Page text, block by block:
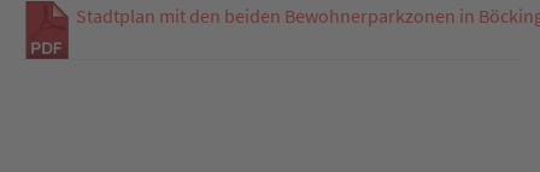
Stadtplan mit den beiden Bewohnerparkzonen in